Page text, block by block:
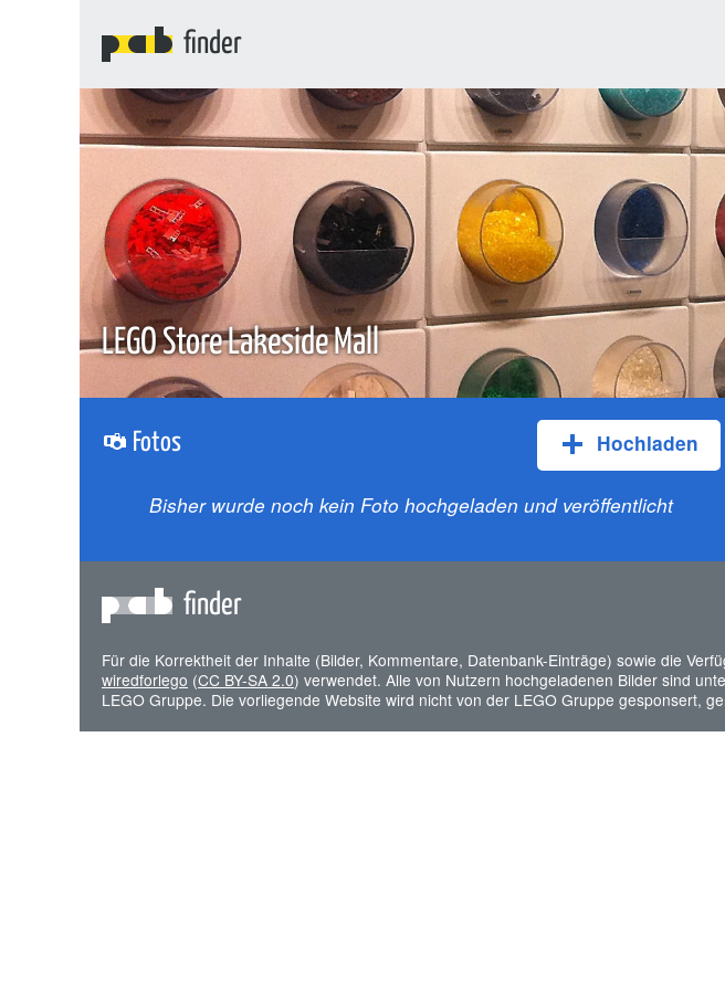
finder
LEGO Store Lakeside Mall
Fotos Hochladen
Bisher wurde noch kein Foto hochgeladen und veröffentlicht
finder
Für die Korrektheit der Inhalte (Bilder, Kommentare, Datenbank-Einträge) sowie die
wiredforlego (CC BY-SA 2.0) verwendet. Alle von Nutzern hochgeladenen Bilder sind
LEGO Gruppe. Die vorliegende Website wird nicht von der LEGO Gruppe gesponsert,